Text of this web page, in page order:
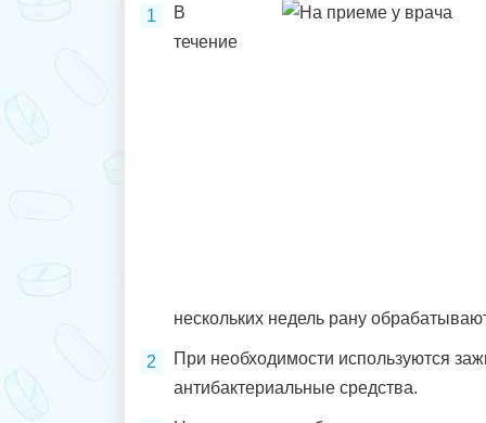
В
течение
нескольких недель рану
При необходимости используются
антибактериальные средства.